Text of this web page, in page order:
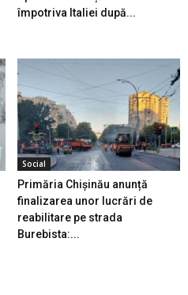
împotriva Italiei după...
Social
Primăria Chișinău anunță
finalizarea unor lucrări de
reabilitare pe strada
Burebista:...